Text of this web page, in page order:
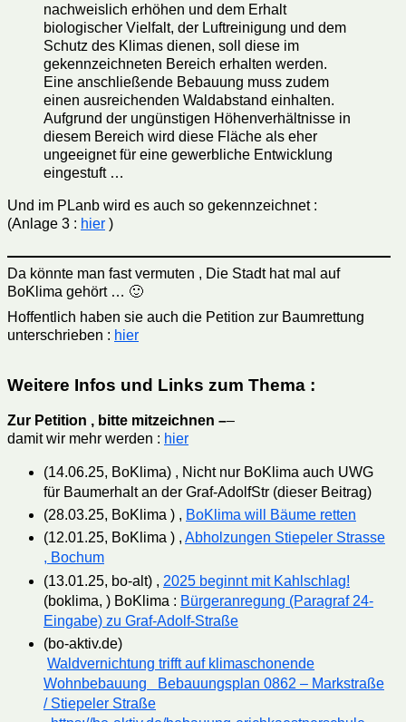
nachweislich erhöhen und dem Erhalt
biologischer Vielfalt, der Luftreinigung und dem
Schutz des Klimas dienen, soll diese im
gekennzeichneten Bereich erhalten werden.
Eine anschließende Bebauung muss zudem
einen ausreichenden Waldabstand einhalten.
Aufgrund der ungünstigen Höhenverhältnisse in
diesem Bereich wird diese Fläche als eher
ungeeignet für eine gewerbliche Entwicklung
eingestuft …
Und im PLanb wird es auch so gekennzeichnet :
(Anlage 3 : hier )
Da könnte man fast vermuten , Die Stadt hat mal auf
BoKlima gehört … 🙂
Hoffentlich haben sie auch die Petition zur Baumrettung
unterschrieben : hier
Weitere Infos und Links zum Thema :
Zur Petition , bitte mitzeichnen ––
damit wir mehr werden : hier
(14.06.25, BoKlima) , Nicht nur BoKlima auch UWG
für Baumerhalt an der Graf-AdolfStr (dieser Beitrag)
(28.03.25, BoKlima ) , BoKlima will Bäume retten
(12.01.25, BoKlima ) , Abholzungen Stiepeler Strasse
, Bochum
(13.01.25, bo-alt) , 2025 beginnt mit Kahlschlag!
(boklima, ) BoKlima : Bürgeranregung (Paragraf 24-
Eingabe) zu Graf-Adolf-Straße
(bo-aktiv.de)
Waldvernichtung trifft auf klimaschonende
Wohnbebauung Bebauungsplan 0862 – Markstraße
/ Stiepeler Straße